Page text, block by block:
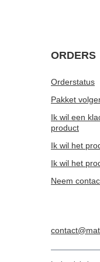
ORDERS
Orderstatus
Pakket
Ik wil een
product
Ik wil het
Ik wil het
Neem